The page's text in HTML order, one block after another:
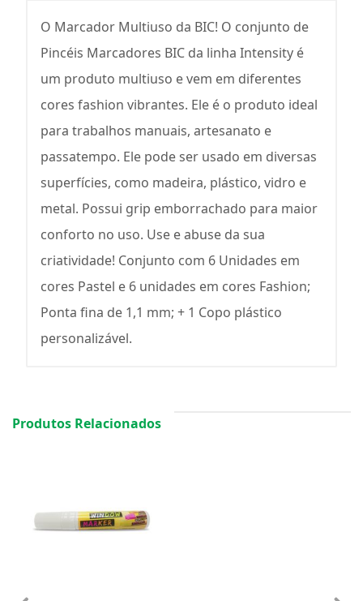
O Marcador Multiuso da BIC! O conjunto de
Pincéis Marcadores BIC da linha Intensity é
um produto multiuso e vem em diferentes
cores fashion vibrantes. Ele é o produto ideal
para trabalhos manuais, artesanato e
passatempo. Ele pode ser usado em diversas
superfícies, como madeira, plástico, vidro e
metal. Possui grip emborrachado para maior
conforto no uso. Use e abuse da sua
criatividade! Conjunto com 6 Unidades em
cores Pastel e 6 unidades em cores Fashion;
Ponta fina de 1,1 mm; + 1 Copo plástico
personalizável.
Produtos Relacionados